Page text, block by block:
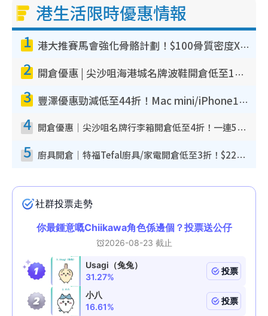
港生活限時優惠情報
1 港大推賽馬會強化骨骼計劃！$100骨質密度X光檢查 完成免費運動訓練送超市禮券！附參加資格
2 開倉優惠 | 尖沙咀海港城名牌波鞋開倉低至1折！On鞋$899起／Joy&Peace鞋履$98起
3 豐澤優惠勁減低至44折！Mac mini/iPhone17Pro大減價！廚房家電$220起
4 開倉優惠｜尖沙咀名牌行李箱開倉低至4折！一連5日 American Tourister/ace./Hallmark $200起！
5 廚具開倉｜特福Tefal廚具/家電開倉低至3折！$220起買平底鍋/炒鑊/湯煲！電飯煲/吸塵機/燙斗$418起